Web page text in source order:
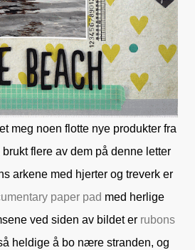
meg noen flotte nye produkter fra
flere av dem på denne letter
arkene med hjerter og treverk er
paper pad med herlige
ved siden av bildet er rubons
heldige å bo nære stranden, og